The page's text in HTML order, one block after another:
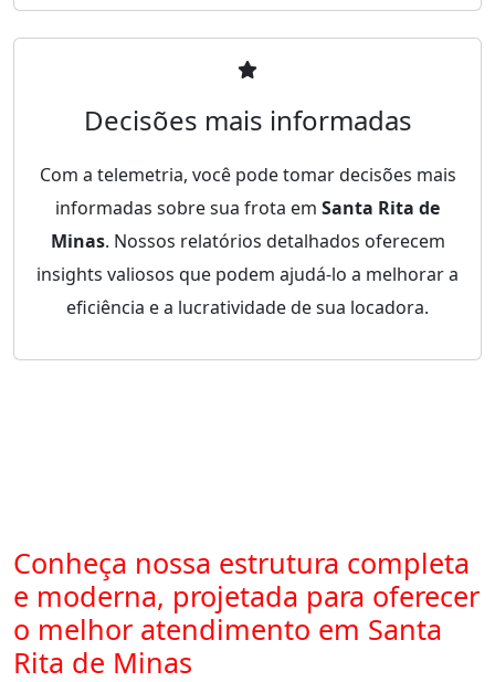
Decisões mais informadas
Com a telemetria, você pode tomar decisões mais
informadas sobre sua frota em Santa Rita de
Minas. Nossos relatórios detalhados oferecem
insights valiosos que podem ajudá-lo a melhorar a
eficiência e a lucratividade de sua locadora.
Conheça nossa estrutura completa
e moderna, projetada para oferecer
o melhor atendimento em Santa
Rita de Minas